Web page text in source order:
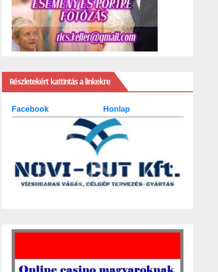
Részletekért kattintás a linkekre
Facebook Honlap